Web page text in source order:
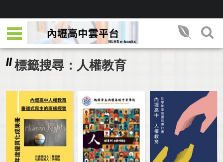
標籤搜尋：人權教育